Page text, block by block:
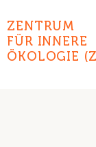
ZENTRUM
FÜR INNERE
ÖKOLOGIE